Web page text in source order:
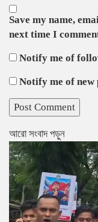
Save my name,
next time I
Notify me of
Notify me of new
আরো সংবাদ পড়ুন